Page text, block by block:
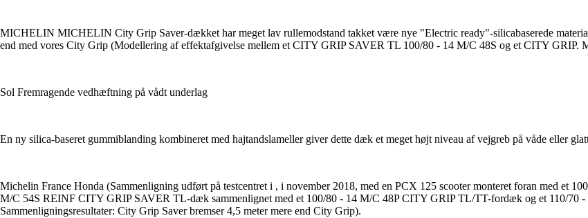
MICHELIN MICHELIN City Grip Saver-dækket har meget lav rullemodstand takket være nye "Electric ready"-silicabaserede
end med vores City Grip (Modellering af effektafgivelse mellem et CITY GRIP SAVER TL 100/80 - 14 M/C 48S og et CITY GRIP.
Sol Fremragende vedhæftning på vådt underlag
En ny silica-baseret gummiblanding kombineret med hajtandslameller giver dette dæk et meget højt niveau af vejgreb på våde eller
Michelin France Honda (Sammenligning udført på testcentret i , i november 2018, med en PCX 125 scooter monteret foran med et
M/C 54S REINF CITY GRIP SAVER TL-dæk sammenlignet med et 100/80 - 14 M/C 48P CITY GRIP TL/TT-fordæk og et 110/
Sammenligningsresultater: City Grip Saver bremser 4,5 meter mere end City Grip).